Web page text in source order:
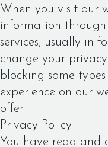
When you visit our
information through
services, usually in
change your
blocking some
experience on our
offer.
Privacy Policy
You have read and